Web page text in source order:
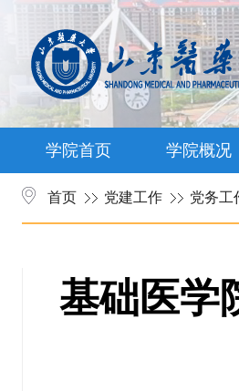
学院首页 学院概况
首页 党建工作 党务工
基础医学